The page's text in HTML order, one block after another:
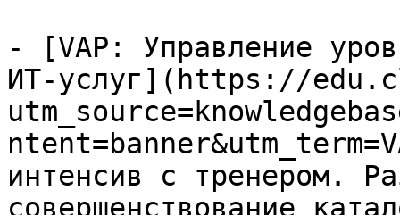
- [VAP: Управление
ИТ-услуг](https://
интенсив с тренером.
совершенствование